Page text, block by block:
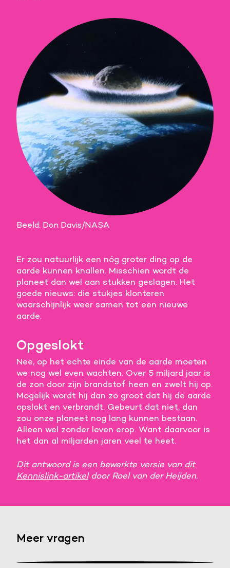
Beeld: Don Davis/NASA
Er zou natuurlijk een nóg groter ding op de
aarde kunnen knallen. Misschien wordt de
planeet dan wel aan stukken geslagen. Het
goede nieuws: die stukjes klonteren
waarschijnlijk weer samen tot een nieuwe
aarde.
Opgeslokt
Nee, op het echte einde van de aarde moeten
we nog wel even wachten. Over 5 miljard jaar is
de zon door zijn brandstof heen en zwelt hij op.
Mogelijk wordt hij dan zo groot dat hij de aarde
opslokt en verbrandt. Gebeurt dat niet, dan
zou onze planeet nog lang kunnen bestaan.
Alleen wel zonder leven erop. Want daarvoor is
het dan al miljarden jaren veel te heet.
Dit antwoord is een bewerkte versie van dit
Kennislink-artikeldoor Roel van der Heijden.
Meer vragen